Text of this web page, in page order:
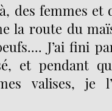
des femmes et
la route du
J’ai fini
et pendant
valises, je